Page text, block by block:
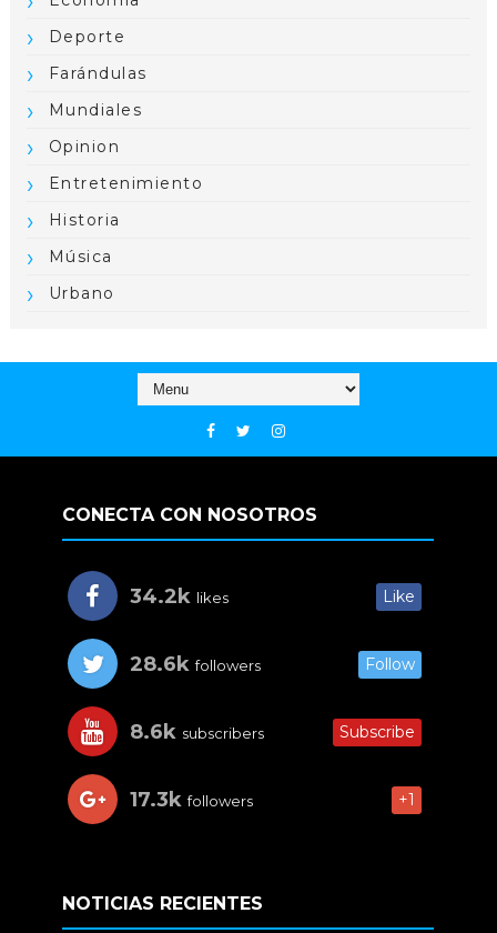
Deporte
Farándulas
Mundiales
Opinion
Entretenimiento
Historia
Música
Urbano
CONECTA CON NOSOTROS
34.2k likes Like
28.6k followers Follow
8.6k subscribers Subscribe
17.3k followers +1
NOTICIAS RECIENTES